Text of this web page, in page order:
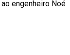
engenheiro Noé